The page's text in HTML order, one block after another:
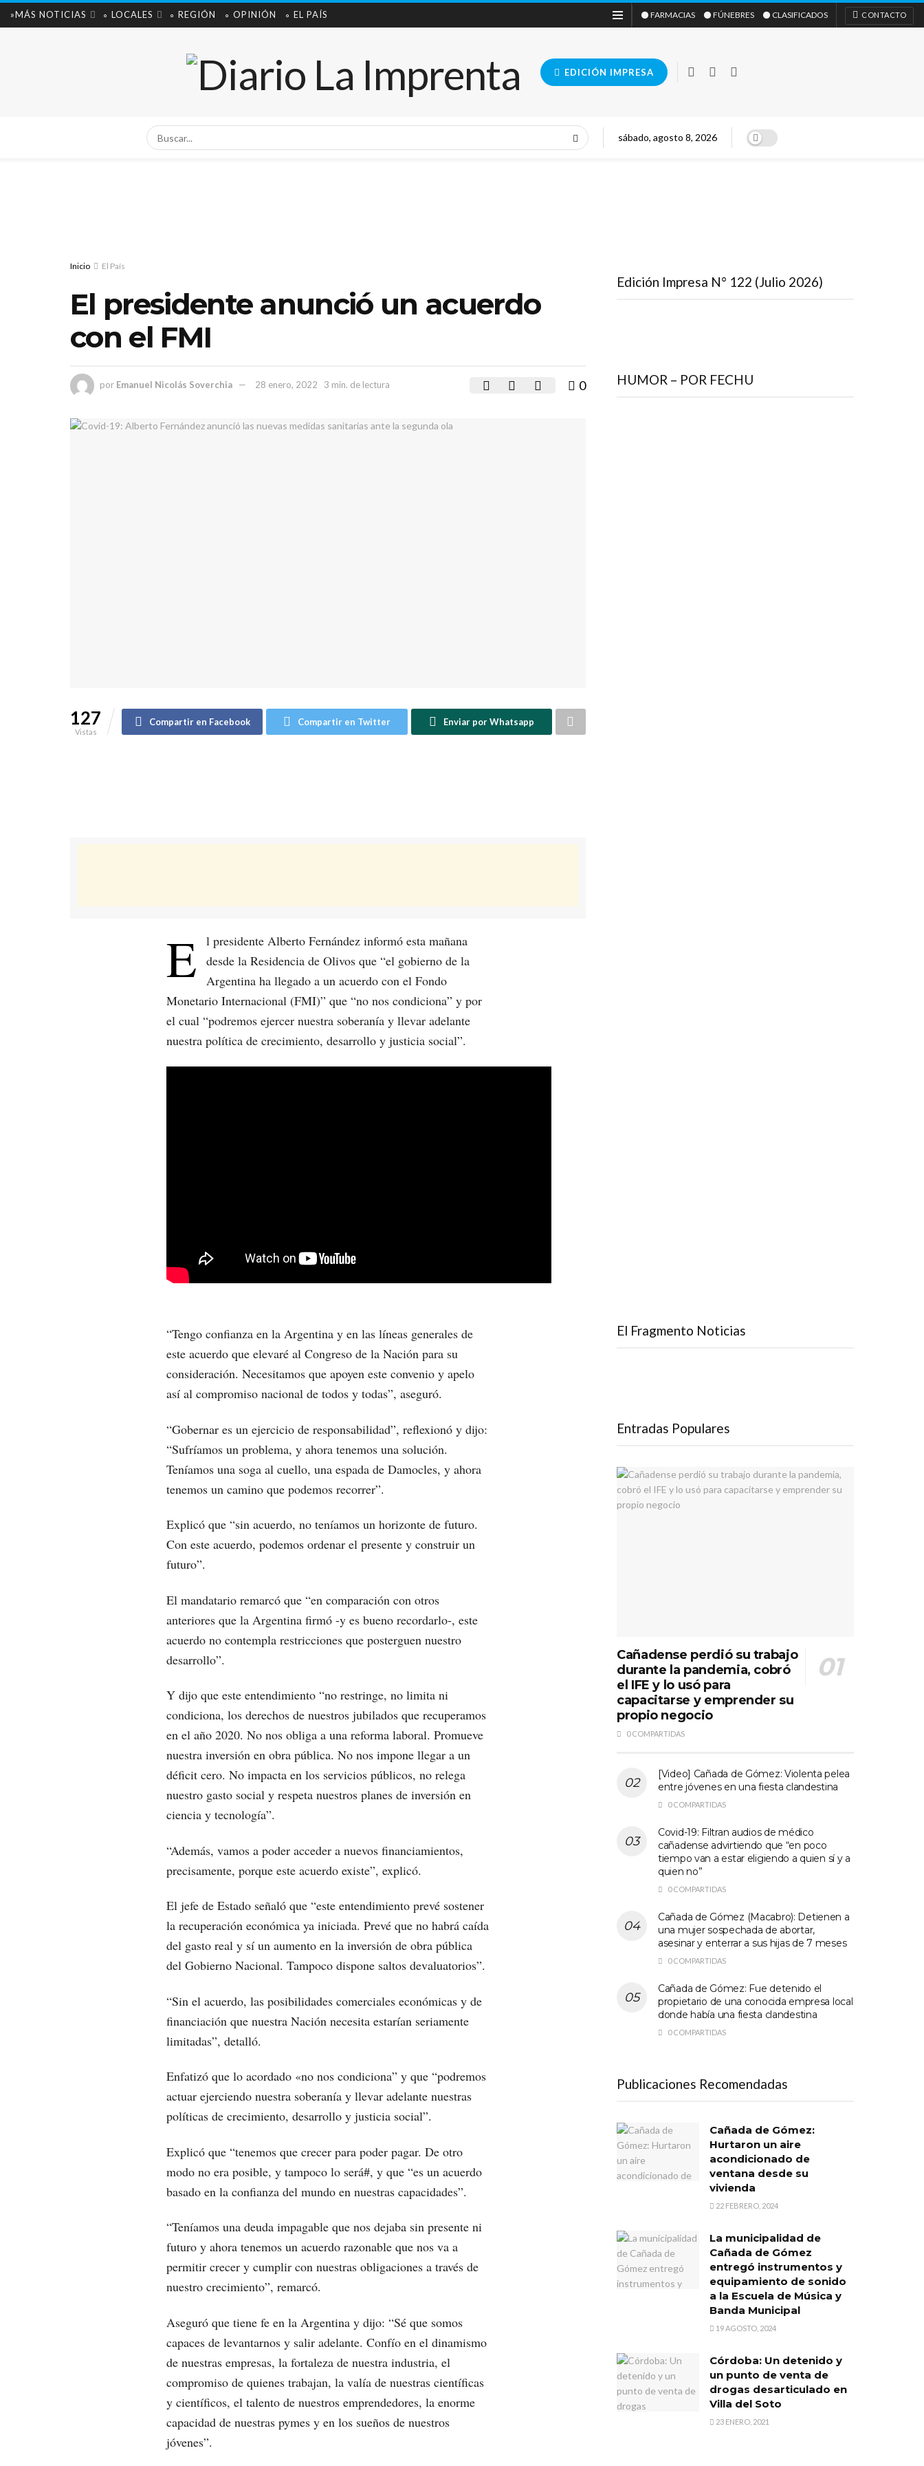
»MÁS NOTICIAS ∘ LOCALES ∘ REGIÓN ∘ OPINIÓN ∘ EL PAÍS ⚫ FARMACIAS ⚫ FÚNEBRES ⚫ CLASIFICADOS CONTACTO
EDICIÓN IMPRESA
sábado, agosto 8, 2026
Inicio El País
El presidente anunció un acuerdo
con el FMI
por Emanuel Nicolás Soverchia 28 enero, 2022 3 min. de lectura 0
127
Vistas
Compartir en Facebook Compartir en Twitter Enviar por Whatsapp
E
l presidente Alberto Fernández informó esta mañana
desde la Residencia de Olivos que “el gobierno de la
Argentina ha llegado a un acuerdo con el Fondo
Monetario Internacional (FMI)” que “no nos condiciona” y por
el cual “podremos ejercer nuestra soberanía y llevar adelante
nuestra política de crecimiento, desarrollo y justicia social”.
“Tengo confianza en la Argentina y en las líneas generales de
este acuerdo que elevaré al Congreso de la Nación para su
consideración. Necesitamos que apoyen este convenio y apelo
así al compromiso nacional de todos y todas”, aseguró.
“Gobernar es un ejercicio de responsabilidad”, reflexionó y dijo:
“Sufríamos un problema, y ahora tenemos una solución.
Teníamos una soga al cuello, una espada de Damocles, y ahora
tenemos un camino que podemos recorrer”.
Explicó que “sin acuerdo, no teníamos un horizonte de futuro.
Con este acuerdo, podemos ordenar el presente y construir un
futuro”.
El mandatario remarcó que “en comparación con otros
anteriores que la Argentina firmó -y es bueno recordarlo-, este
acuerdo no contempla restricciones que posterguen nuestro
desarrollo”.
Y dijo que este entendimiento “no restringe, no limita ni
condiciona, los derechos de nuestros jubilados que recuperamos
en el año 2020. No nos obliga a una reforma laboral. Promueve
nuestra inversión en obra pública. No nos impone llegar a un
déficit cero. No impacta en los servicios públicos, no relega
nuestro gasto social y respeta nuestros planes de inversión en
ciencia y tecnología”.
“Además, vamos a poder acceder a nuevos financiamientos,
precisamente, porque este acuerdo existe”, explicó.
El jefe de Estado señaló que “este entendimiento prevé sostener
la recuperación económica ya iniciada. Prevé que no habrá caída
del gasto real y sí un aumento en la inversión de obra pública
del Gobierno Nacional. Tampoco dispone saltos devaluatorios”.
“Sin el acuerdo, las posibilidades comerciales económicas y de
financiación que nuestra Nación necesita estarían seriamente
limitadas”, detalló.
Enfatizó que lo acordado «no nos condiciona” y que “podremos
actuar ejerciendo nuestra soberanía y llevar adelante nuestras
políticas de crecimiento, desarrollo y justicia social”.
Explicó que “tenemos que crecer para poder pagar. De otro
modo no era posible, y tampoco lo será#, y que “es un acuerdo
basado en la confianza del mundo en nuestras capacidades”.
“Teníamos una deuda impagable que nos dejaba sin presente ni
futuro y ahora tenemos un acuerdo razonable que nos va a
permitir crecer y cumplir con nuestras obligaciones a través de
nuestro crecimiento”, remarcó.
Aseguró que tiene fe en la Argentina y dijo: “Sé que somos
capaces de levantarnos y salir adelante. Confío en el dinamismo
de nuestras empresas, la fortaleza de nuestra industria, el
compromiso de quienes trabajan, la valía de nuestras científicas
y científicos, el talento de nuestros emprendedores, la enorme
capacidad de nuestras pymes y en los sueños de nuestros
jóvenes”.
Edición Impresa N° 122 (Julio 2026)
HUMOR – POR FECHU
El Fragmento Noticias
Entradas Populares
Cañadense perdió su trabajo
durante la pandemia, cobró
el IFE y lo usó para
capacitarse y emprender su
propio negocio
0 COMPARTIDAS
[Video] Cañada de Gómez: Violenta pelea
entre jóvenes en una fiesta clandestina
0 COMPARTIDAS
Covid-19: Filtran audios de médico
cañadense advirtiendo que “en poco
tiempo van a estar eligiendo a quien sí y a
quien no”
0 COMPARTIDAS
Cañada de Gómez (Macabro): Detienen a
una mujer sospechada de abortar,
asesinar y enterrar a sus hijas de 7 meses
0 COMPARTIDAS
Cañada de Gómez: Fue detenido el
propietario de una conocida empresa local
donde había una fiesta clandestina
0 COMPARTIDAS
Publicaciones Recomendadas
Cañada de Gómez:
Hurtaron un aire
acondicionado de
ventana desde su
vivienda
22 FEBRERO, 2024
La municipalidad de
Cañada de Gómez
entregó instrumentos y
equipamiento de sonido
a la Escuela de Música y
Banda Municipal
19 AGOSTO, 2024
Córdoba: Un detenido y
un punto de venta de
drogas desarticulado en
Villa del Soto
23 ENERO, 2021